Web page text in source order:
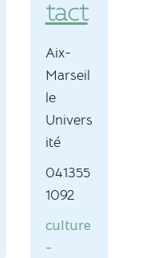
tact
Aix-
Marseil
le
Univers
ité
041355
1092
culture
-